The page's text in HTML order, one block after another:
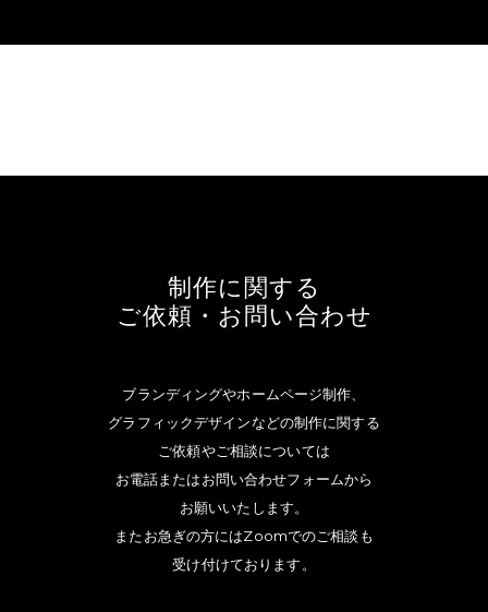
制作に関する
ご依頼・お問い合わせ
ブランディングやホームページ制作、
グラフィックデザインなどの制作に関する
ご依頼やご相談については
お電話またはお問い合わせフォームから
お願いいたします。
またお急ぎの方にはZoomでのご相談も
受け付けております。